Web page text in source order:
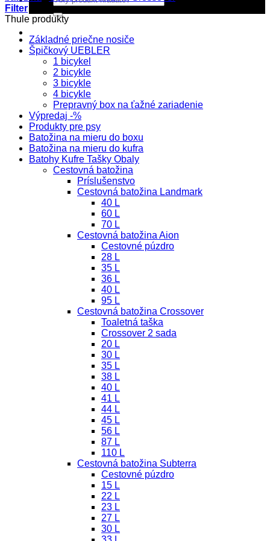
Filter
Thule produkty
Základné priečne nosiče
Špičkový UEBLER
1 bicykel
2 bicykle
3 bicykle
4 bicykle
Prepravný box na ťažné zariadenie
Výpredaj -%
Produkty pre psy
Batožina na mieru do boxu
Batožina na mieru do kufra
Batohy Kufre Tašky Obaly
Cestovná batožina
Príslušenstvo
Cestovná batožina Landmark
40 L
60 L
70 L
Cestovná batožina Aion
Cestovné púzdro
28 L
35 L
36 L
40 L
95 L
Cestovná batožina Crossover
Toaletná taška
Crossover 2 sada
20 L
30 L
35 L
38 L
40 L
41 L
44 L
45 L
56 L
87 L
110 L
Cestovná batožina Subterra
Cestovné púzdro
15 L
22 L
23 L
27 L
30 L